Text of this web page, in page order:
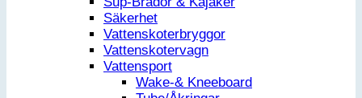
Säkerhet
Vattenskoterbryggor
Vattenskotervagn
Vattensport
Wake-& Kneeboard